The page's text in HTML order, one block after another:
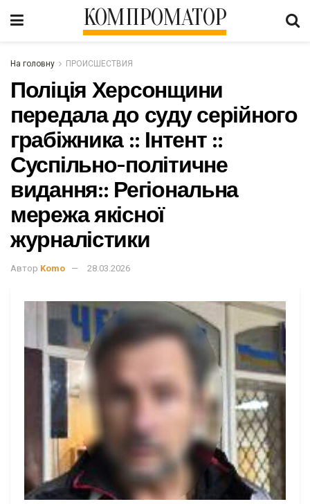
КОМПРОМАТОР
На головну ПРОИСШЕСТВИЯ
Поліція Херсонщини
передала до суду серійного
грабіжника :: Інтент ::
Суспільно-політичне
видання:: Регіональна
мережа якісної
журналістики
Автор Komo 28.03.2026